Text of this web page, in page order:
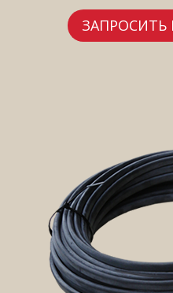
ЗАПРОСИТЬ